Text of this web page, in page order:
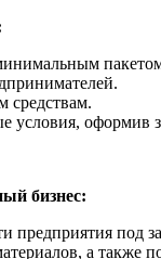
средствам.
условия,
бизнес:
предприятия под
а также